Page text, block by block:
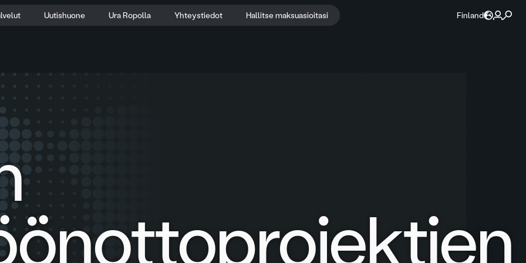
Uutishuone Ura Ropolla Yhteystiedot Hallitse maksuasioitasi Finland